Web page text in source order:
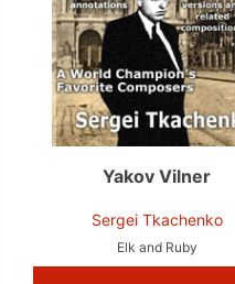
Yakov Vilner
Sergei Tkachenko
Elk and Ruby